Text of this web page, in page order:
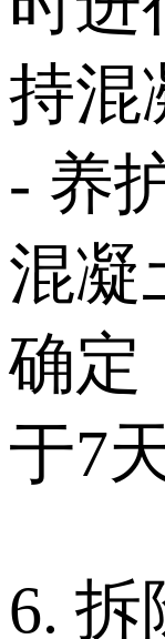
持混
- 养
混凝
确定
于7天
6. 拆